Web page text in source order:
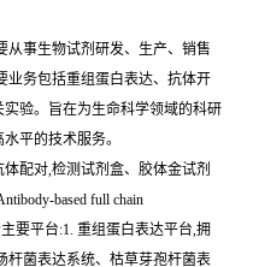
从事生物试剂研发、生产、销售
业务包括重组蛋白表达、抗体开
验。旨在为生命科学领域的科研
平的技术服务。
配对,检测试剂盒、胶体金试剂
based full chain
要平台:1. 重组蛋白表达平台,拥
杆菌表达系统、枯草芽孢杆菌表